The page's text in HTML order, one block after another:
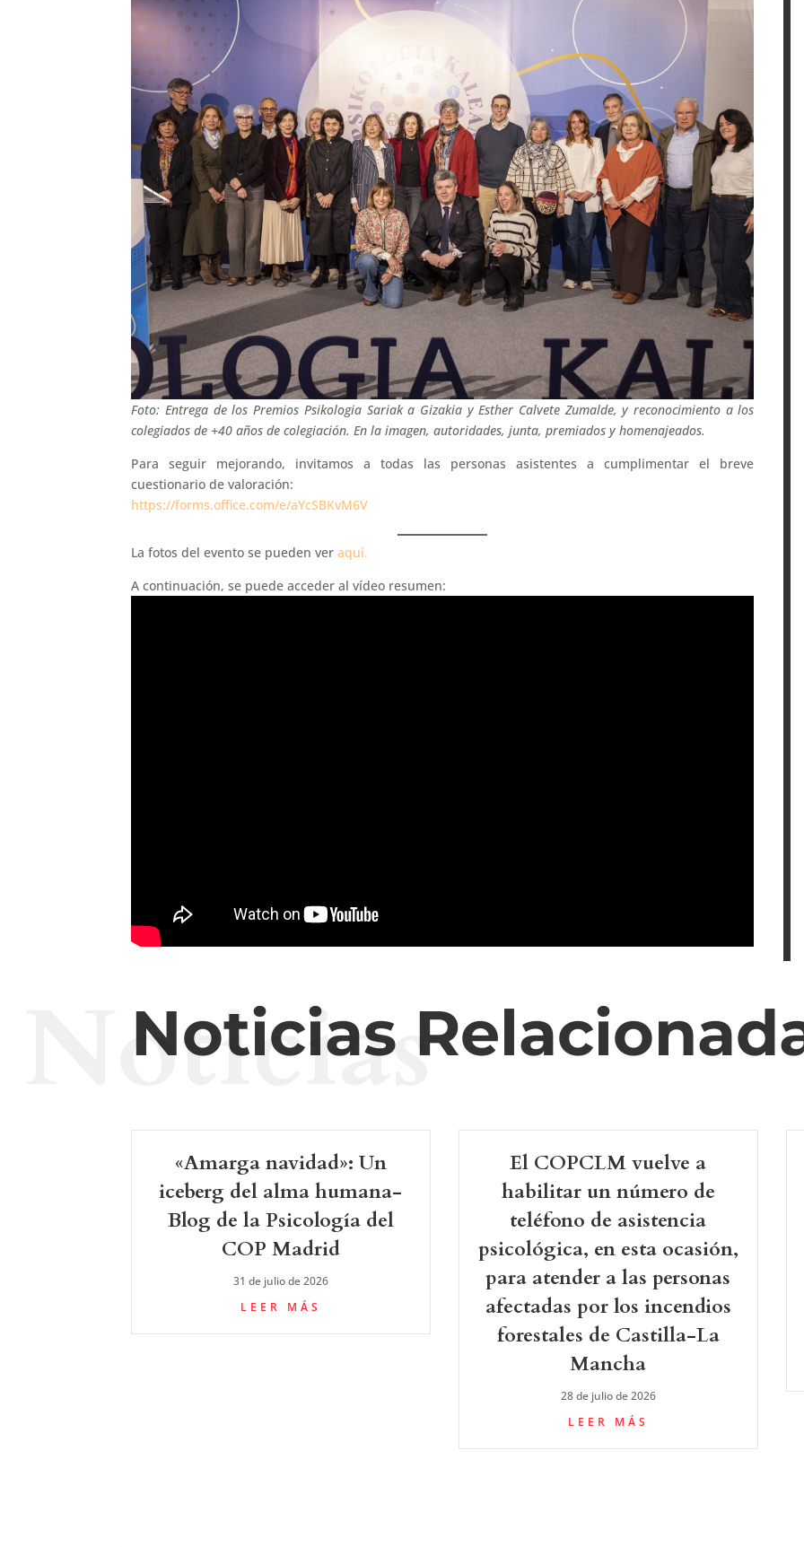
Foto: Entrega de los Premios Psikologia Sariak a Gizakia y Esther Calvete Zumalde, y reconocimiento a los
colegiados de +40 años de colegiación. En la imagen, autoridades, junta, premiados y homenajeados.
Para seguir mejorando, invitamos a todas las personas asistentes a cumplimentar el breve
cuestionario de valoración:
https://forms.office.com/e/aYcSBKvM6V
La fotos del evento se pueden veraquí.
A continuación, se puede acceder al vídeo resumen:
Noticias
Noticias
«Amarga navidad»: Un
iceberg del alma humana-
Blog de la Psicología del
COP Madrid
31 de julio de 2026
LEER MÁS
El COPCLM vuelve a
habilitar un número de
teléfono de asistencia
psicológica, en esta ocasión,
para atender a las personas
afectadas por los incendios
forestales de Castilla-La
Mancha
28 de julio de 2026
LEER MÁS